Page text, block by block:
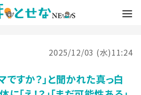
2025/12/03 (水)11:24
ですか？」と聞かれた真っ白